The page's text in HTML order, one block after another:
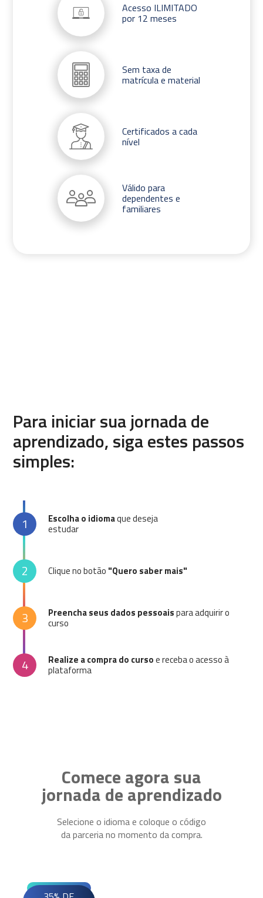
Acesso ILIMITADO
por 12 meses
Sem taxa de
matrícula e material
Certificados a cada
nível
Válido para
dependentes e
familiares
Para iniciar sua jornada de
aprendizado, siga estes passos
simples:
1 Escolha o idiomaque deseja
estudar
2 Clique no botão "Quero saber mais"
3 Preencha seus dados pessoaispara adquirir o
curso
4 Realize a compra do cursoe receba o acesso à
plataforma
Comece agora sua
jornada de aprendizado
Selecione o idioma e coloque o código
da parceria no momento da compra.